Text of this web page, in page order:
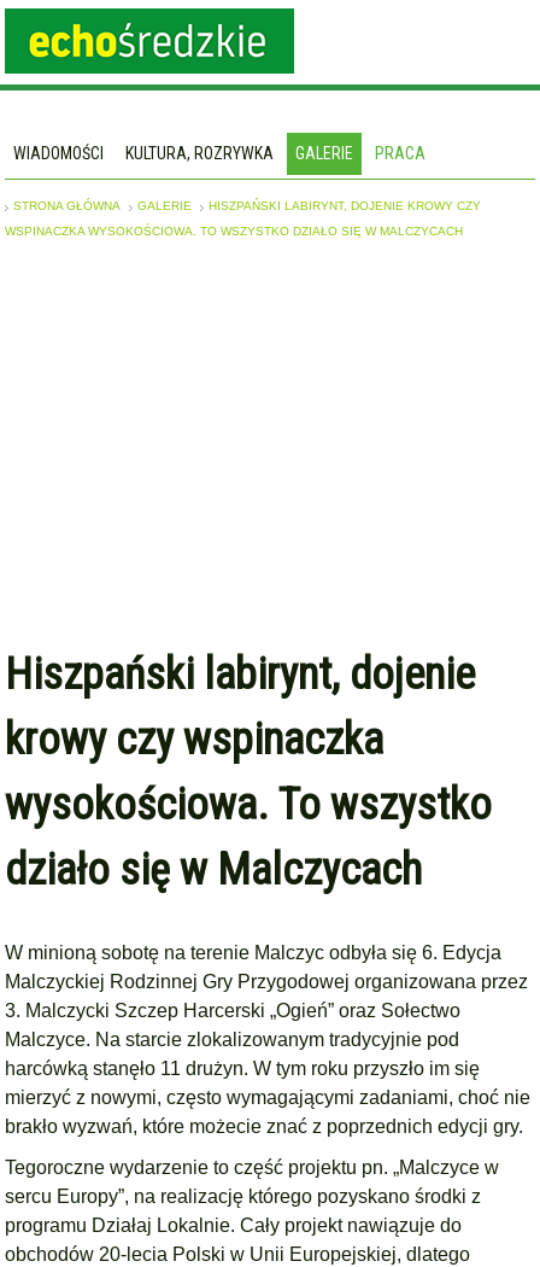
WIADOMOŚCI KULTURA, ROZRYWKA GALERIE PRACA
STRONA GŁÓWNA GALERIE
HISZPAŃSKI LABIRYNT, DOJENIE KROWY CZY
WSPINACZKA WYSOKOŚCIOWA. TO WSZYSTKO DZIAŁO SIĘ W MALCZYCACH
Hiszpański labirynt, dojenie
krowy czy wspinaczka
wysokościowa. To wszystko
działo się w Malczycach
W minioną sobotę na terenie Malczyc odbyła się 6. Edycja
Malczyckiej Rodzinnej Gry Przygodowej organizowana przez
3. Malczycki Szczep Harcerski „Ogień” oraz Sołectwo
Malczyce. Na starcie zlokalizowanym tradycyjnie pod
harcówką stanęło 11 drużyn. W tym roku przyszło im się
mierzyć z nowymi, często wymagającymi zadaniami, choć nie
brakło wyzwań, które możecie znać z poprzednich edycji gry.
Tegoroczne wydarzenie to część projektu pn. „Malczyce w
sercu Europy”, na realizację którego pozyskano środki z
programu Działaj Lokalnie. Cały projekt nawiązuje do
obchodów 20-lecia Polski w Unii Europejskiej, dlatego